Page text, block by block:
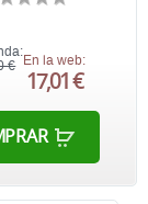
€
En la web:
17,01 €